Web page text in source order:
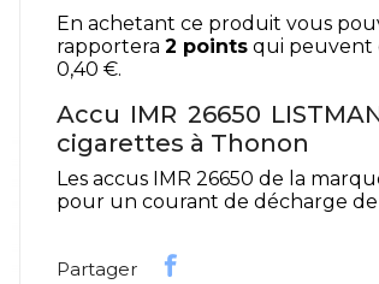
En achetant ce produit vous
rapportera 2 points qui peuvent
0,40 €.
Accu IMR 26650
cigarettes à Thonon
Les accus IMR 26650 de la
pour un courant de décharge
Partager